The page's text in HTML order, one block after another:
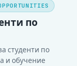
отпразнуват
(STEM).
по
студенти по
и обучение